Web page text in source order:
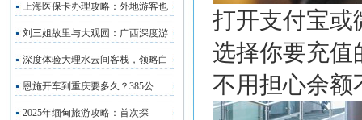
上海医保卡办理攻略：外地游客也
刘三姐故里与大观园：广西深度游
深度体验大理水云间客栈，领略白
恩施开车到重庆要多久？385公
2025年缅甸旅游攻略：首次探
打开支付宝或
选择你要充值
不用担心余额